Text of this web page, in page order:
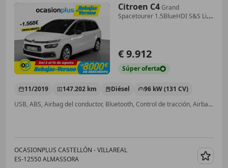
Citroen C4Grand
Spacetourer 1.5BlueHDI S&S Live
€ 9.912
Súperoferta
11/2019 147.202 km Diésel
96 kW (131 CV)
USB, ABS, Airbag del conductor, Bluetooth, Control de tracción, Airbags laterales, Faros antiniebla, Climatizador automático
OCASIONPLUS CASTELLÓN - VILLAREAL
ES-12550 ALMASSORA